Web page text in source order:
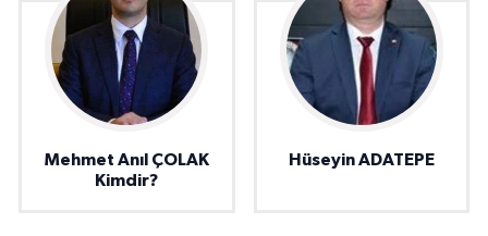
Mehmet Anıl ÇOLAK
Kimdir?
Hüseyin ADATEPE